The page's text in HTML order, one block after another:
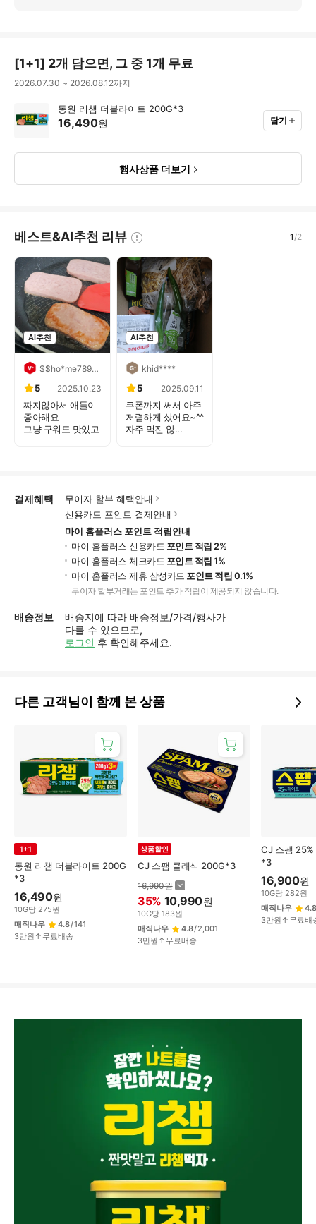
[1+1] 2개 담으면, 그 중 1개 무료
2026.07.30 ~ 2026.08.12까지
동원 리챔 더블라이트 200G*3
16,490원 담기
행사상품 더보기
베스트&AI추천 리뷰 1/2
AI추천
$$ho*me789****
5 2025.10.23
짜지않아서 애들이
좋아해요
그냥 구워도 맛있고
AI추천
khid****
5 2025.09.11
쿠폰까지 써서 아주
저렴하게 샀어요~^^
자주 먹진 않...
결제혜택
무이자 할부 혜택안내
신용카드 포인트 결제안내
마이 홈플러스 포인트 적립안내
마이 홈플러스 신용카드 포인트 적립 2%
마이 홈플러스 체크카드 포인트 적립 1%
마이 홈플러스 제휴 삼성카드 포인트 적립 0.1%
무이자 할부거래는 포인트 추가 적립이 제공되지 않습니다.
배송정보
배송지에 따라 배송정보/가격/행사가
다를 수 있으므로,
로그인 후 확인해주세요.
다른 고객님이 함께 본 상품
동원 리챔 더블라이트 200G
*3
1+1
16,490원
10G당 275원
매직나우
4.8/141
3만원↑무료배송
CJ 스팸 클래식 200G*3
상품할인
16,990원
35% 10,990원
10G당 183원
매직나우
4.8/2,001
3만원↑무료배송
CJ 스팸
*3
16,900원
10G당 282원
매직나우
4.8
3만원↑무료배